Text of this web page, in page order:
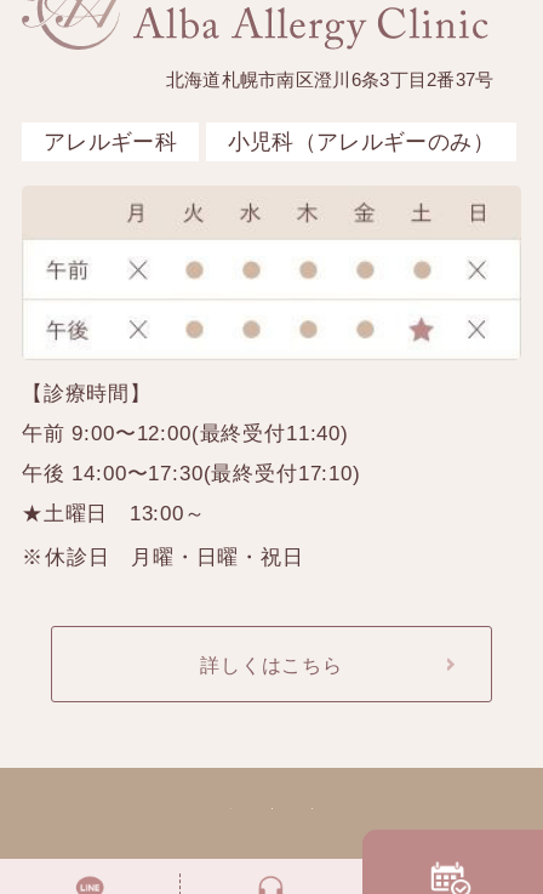
北海道札幌市南区澄川6条3丁目2番37号
アレルギー科 小児科（アレルギーのみ）
【診療時間】
午前 9:00〜12:00(最終受付11:40)
午後 14:00〜17:30(最終受付17:10)
★土曜日 13:00～
休診日 月曜・日曜・祝日
詳しくはこちら